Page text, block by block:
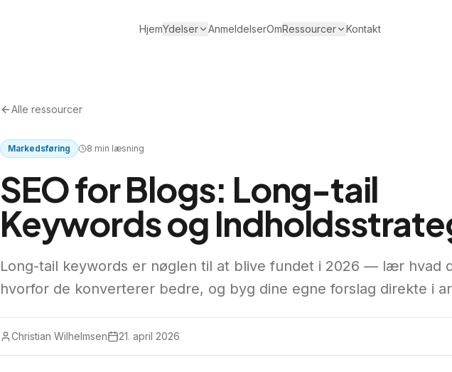
HjemYdelser AnmeldelserOmRessourcer Kontakt
Alle ressourcer
Markedsføring 8 min læsning
SEO for Blogs: Long-tail
Keywords og
Long-tail keywords er nøglen til at blive fundet i 2026 — lær hvad
hvorfor de konverterer bedre, og byg dine egne forslag direkte i
Christian Wilhelmsen 21. april 2026